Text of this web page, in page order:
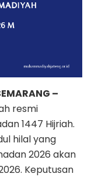
–
resmi
1447 Hijriah.
hilal yang
2026 akan
Keputusan